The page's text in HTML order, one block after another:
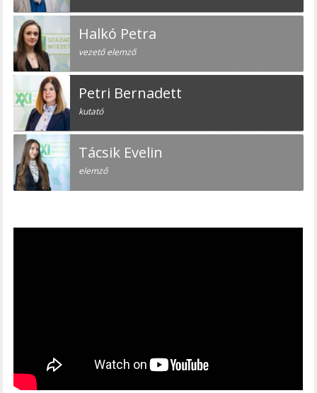
Halkó Petra
vezető elemző
Petri Bernadett
kutató
Tácsik Evelin
elemző